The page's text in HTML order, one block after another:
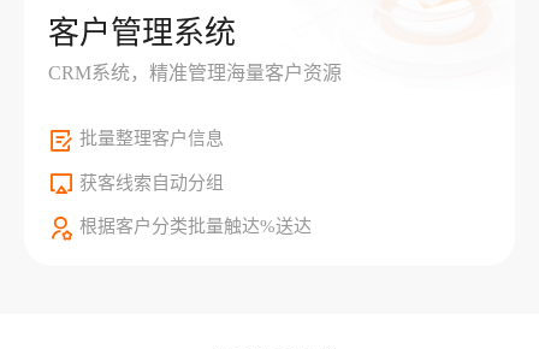
客户管理系统
CRM系统，精准管理海量客户资源
批量整理客户信息
获客线索自动分组
根据客户分类批量触达%送达